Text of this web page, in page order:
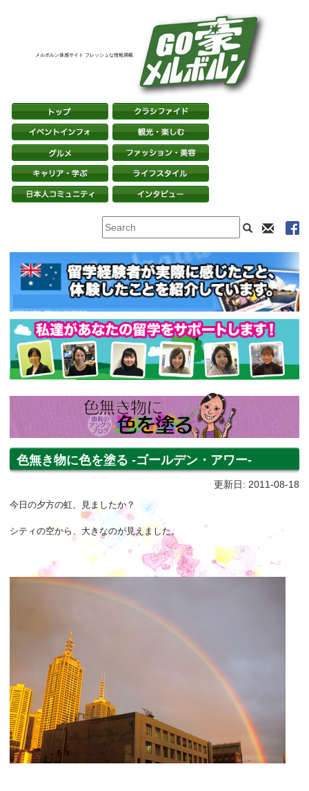
メルボルン体感サイト フレッシュな情報満載
色無き物に色を塗る -ゴールデン・アワー-
更新日: 2011-08-18
今日の夕方の虹、見ましたか？
シティの空から、大きなのが見えました。